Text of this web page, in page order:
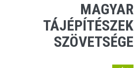
MAGYAR
TÁJÉPÍTÉSZEK
SZÖVETSÉGE